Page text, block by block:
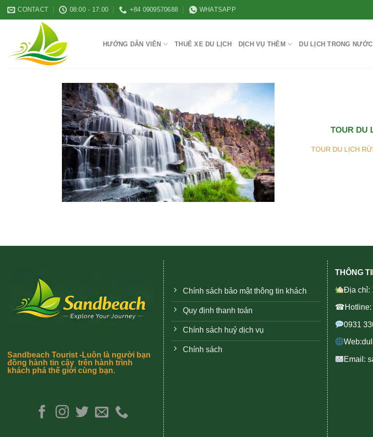
Skip
to
CONTACT 08:00 - 17:00 +84 0909570688 WHATSAPP
HƯỚNG DẪN VIÊN THUÊ XE DU LỊCH DỊCH VỤ THÊM DU LỊCH TRONG NƯỚC
TOUR DU
TOUR DU LỊCH
Sandbeach Tourist -Luôn là người bạn
đồng hành tin cậy trên hành trình
khách phá thế giới cùng bạn.
Chính sách bảo mật thông tin khách
Quy định thanh toán
Chính sách huỷ dịch vụ
Chính sách
THÔNG
Địa chỉ:
☎Hotline:
0931
Email: